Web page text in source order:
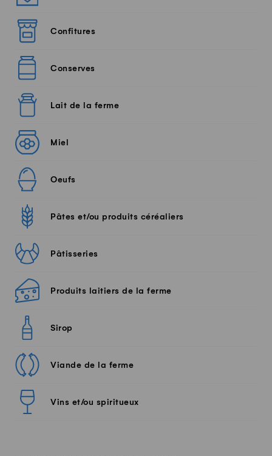
Confitures
Conserves
Lait de la ferme
Miel
Oeufs
Pâtes et/ou produits céréaliers
Pâtisseries
Produits laitiers de la ferme
Sirop
Viande de la ferme
Vins et/ou spiritueux